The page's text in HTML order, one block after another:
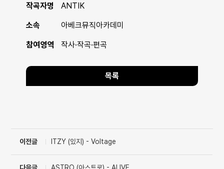
작곡자명 ANTIK
소속 아베크뮤직아카데미
참여영역 작사·작곡·편곡
목록
이전글 ITZY (있지) - Voltage